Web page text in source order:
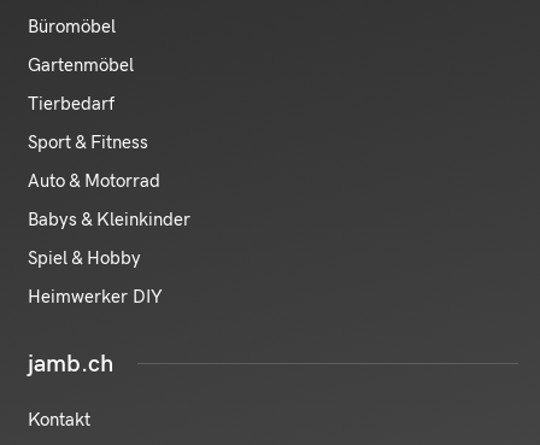
Büromöbel
Gartenmöbel
Tierbedarf
Sport & Fitness
Auto & Motorrad
Babys & Kleinkinder
Spiel & Hobby
Heimwerker DIY
jamb.ch
Kontakt